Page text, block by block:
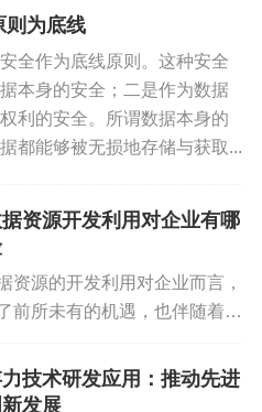
业需要注意数据的安全性、隐
的合法使用和传输。
准则和财务法规的要求，对数
会计处理。
感器数据以及脱敏后的原始数
可能被纳入财务报表中，成为
据安全 数据资源
网站：
7个馆...
则为底线
全作为底线原则。这种安全
本身的安全；二是作为数据
利的安全。所谓数据本身的
都能够被无损地存储与获取...
资源开发利用对企业有哪
资源的开发利用对企业而言，
前所未有的机遇，也伴随着一
数据安全风险隐私泄露风险：
往往包含大量个人隐私信息，
技术研发应用：推动先进
发展